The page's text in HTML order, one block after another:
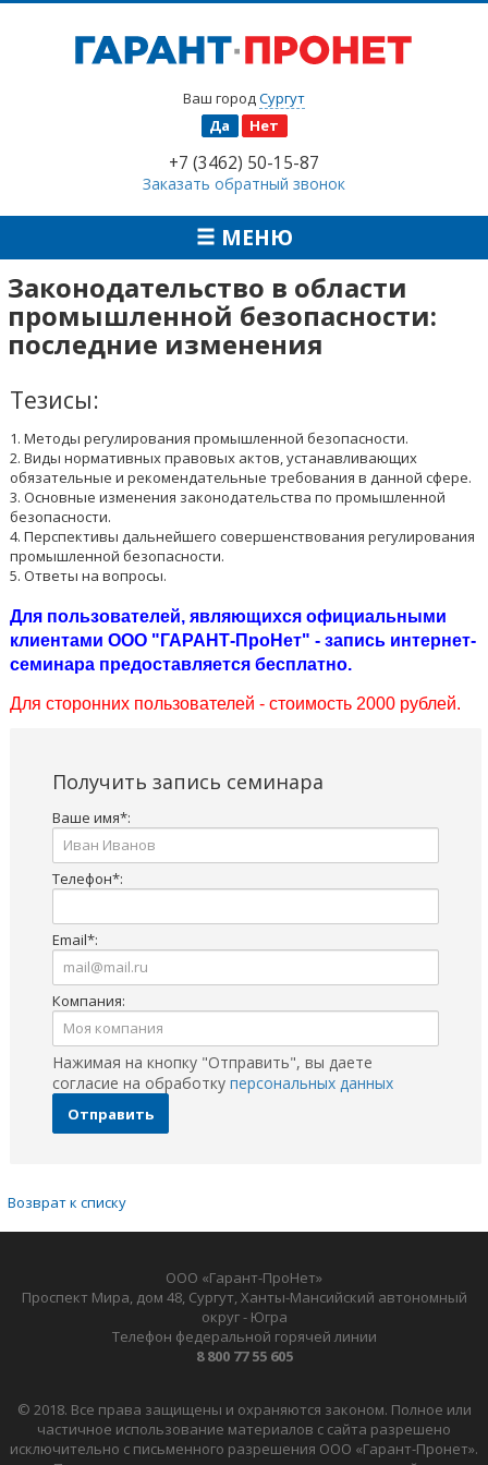
Ваш город Сургут
Да
Нет
+7 (3462) 50-15-87
Заказать обратный звонок
МЕНЮ
Законодательство в области
промышленной безопасности:
последние изменения
Тезисы:
1. Методы регулирования промышленной безопасности.
2. Виды нормативных правовых актов, устанавливающих
обязательные и рекомендательные требования в данной сфере.
3. Основные изменения законодательства по промышленной
безопасности.
4. Перспективы дальнейшего совершенствования регулирования
промышленной безопасности.
5. Ответы на вопросы.
Для пользователей, являющихся официальными
клиентами ООО "ГАРАНТ-ПроНет" - запись интернет-
семинара предоставляется бесплатно.
Для сторонних пользователей - стоимость 2000 рублей.
Получить запись семинара
Ваше имя*:
Телефон*:
Email*:
Компания:
Нажимая на кнопку "Отправить", вы даете
согласие на обработку персональных данных
Отправить
Возврат к списку
ООО «Гарант-ПроНет»
Проспект Мира, дом 48, Сургут, Ханты-Мансийский автономный
округ - Югра
Телефон федеральной горячей линии
8 800 77 55 605
© 2018. Все права защищены и охраняются законом. Полное или
частичное использование материалов с сайта разрешено
исключительно с письменного разрешения ООО «Гарант-Пронет».